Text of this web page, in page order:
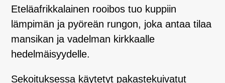
Eteläafrikkalainen rooibos tuo kuppiin
lämpimän ja pyöreän rungon, joka antaa tilaa
mansikan ja vadelman kirkkaalle
hedelmäisyydelle.
Sekoituksessa käytetyt pakastekuivatut